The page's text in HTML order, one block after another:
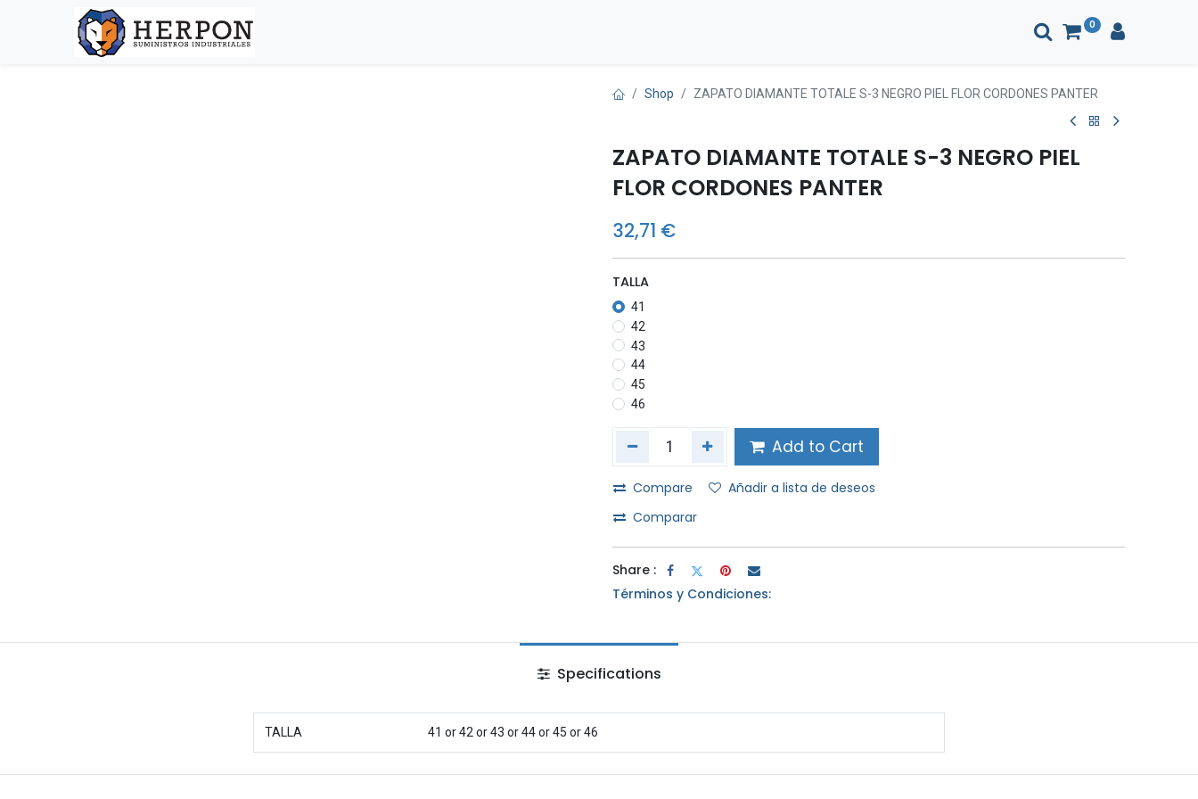
0
Shop ZAPATO DIAMANTE TOTALE S-3 NEGRO PIEL FLOR CORDONES PANTER
ZAPATO DIAMANTE TOTALE S-3 NEGRO PIEL
FLOR CORDONES PANTER
32,71 €
TALLA
41
42
43
44
45
46
Add to Cart
Compare
Añadir a lista de deseos
Comparar
Share :
Términos y Condiciones:
Specifications
TALLA 41 or42 or43 or44or45 or46